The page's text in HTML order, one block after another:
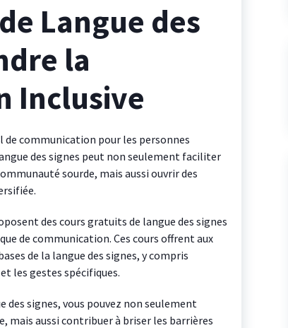
Langue des
la
Inclusive
de communication pour les personnes
des signes peut non seulement faciliter
sourde, mais aussi ouvrir des
des cours gratuits de langue des signes
de communication. Ces cours offrent aux
de la langue des signes, y compris
les gestes spécifiques.
signes, vous pouvez non seulement
mais aussi contribuer à briser les barrières